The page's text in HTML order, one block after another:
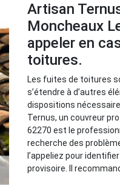
Artisan
Moncheaux
appeler en
toitures.
Les fuites de toitures
s’étendre à d’autres
dispositions
Ternus, un couvreur
62270 est le
recherche des
l’appeliez pour
provisoire. Il